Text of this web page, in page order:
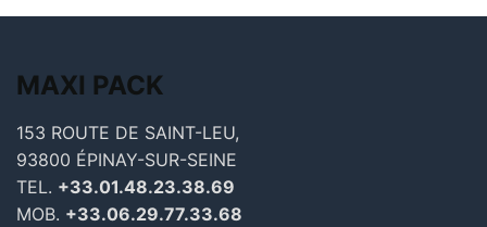
MAXI PACK
153 ROUTE DE SAINT-LEU,
93800 ÉPINAY-SUR-SEINE
TEL. +33.01.48.23.38.69
MOB. +33.06.29.77.33.68